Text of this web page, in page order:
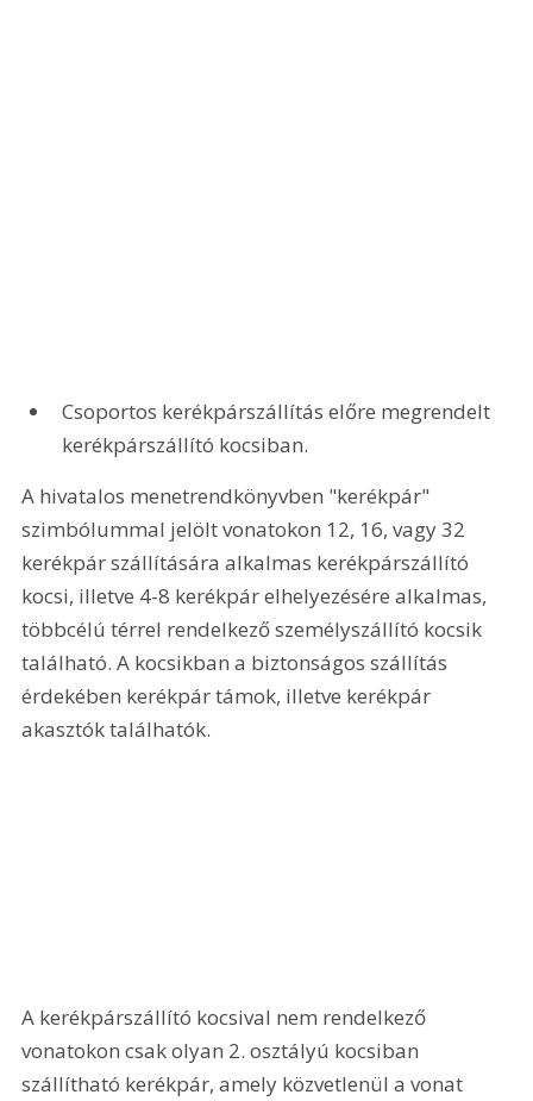
Csoportos kerékpárszállítás előre megrendelt
kerékpárszállító kocsiban.
A hivatalos menetrendkönyvben "kerékpár"
szimbólummal jelölt vonatokon 12, 16, vagy 32
kerékpár szállítására alkalmas kerékpárszállító
kocsi, illetve 4-8 kerékpár elhelyezésére alkalmas,
többcélú térrel rendelkező személyszállító kocsik
található. A kocsikban a biztonságos szállítás
érdekében kerékpár támok, illetve kerékpár
akasztók találhatók.
A kerékpárszállító kocsival nem rendelkező
vonatokon csak olyan 2. osztályú kocsiban
szállítható kerékpár, amely közvetlenül a vonat